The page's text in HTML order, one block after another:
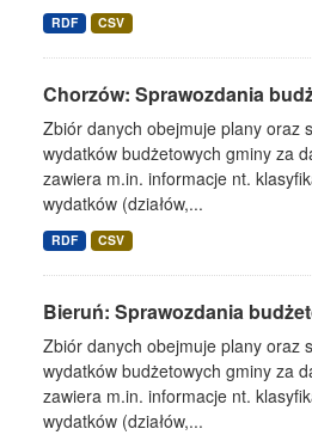
RDF CSV
Chorzów: Sprawozdania
Zbiór danych obejmuje plany oraz
wydatków budżetowych gminy za
zawiera m.in. informacje nt.
wydatków (działów,...
RDF CSV
Bieruń: Sprawozdania
Zbiór danych obejmuje plany oraz
wydatków budżetowych gminy za
zawiera m.in. informacje nt.
wydatków (działów,...